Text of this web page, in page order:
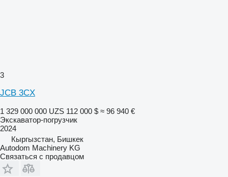
3
JCB 3CX
1 329 000 000 UZS 112 000 $ ≈ 96 940 €
Экскаватор-погрузчик
2024
Кыргызстан, Бишкек
Autodom Machinery KG
Связаться с продавцом